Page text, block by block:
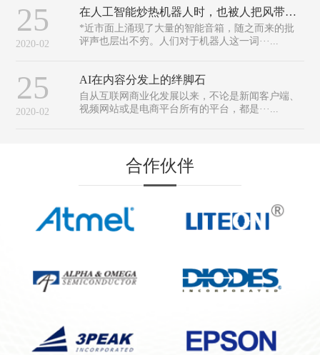
25
2020-02
在人工智能炒热机器人时，也被人把风带进了教室
*近市面上涌现了大量的智能音箱，随之而来的批
评声也层出不穷。人们对于机器人这一词···...
25
2020-02
AI在内容分发上的绊脚石
自从互联网商业化发展以来，不论是新闻客户端、
视频网站或是电商平台所有的平台，都是···...
合作伙伴